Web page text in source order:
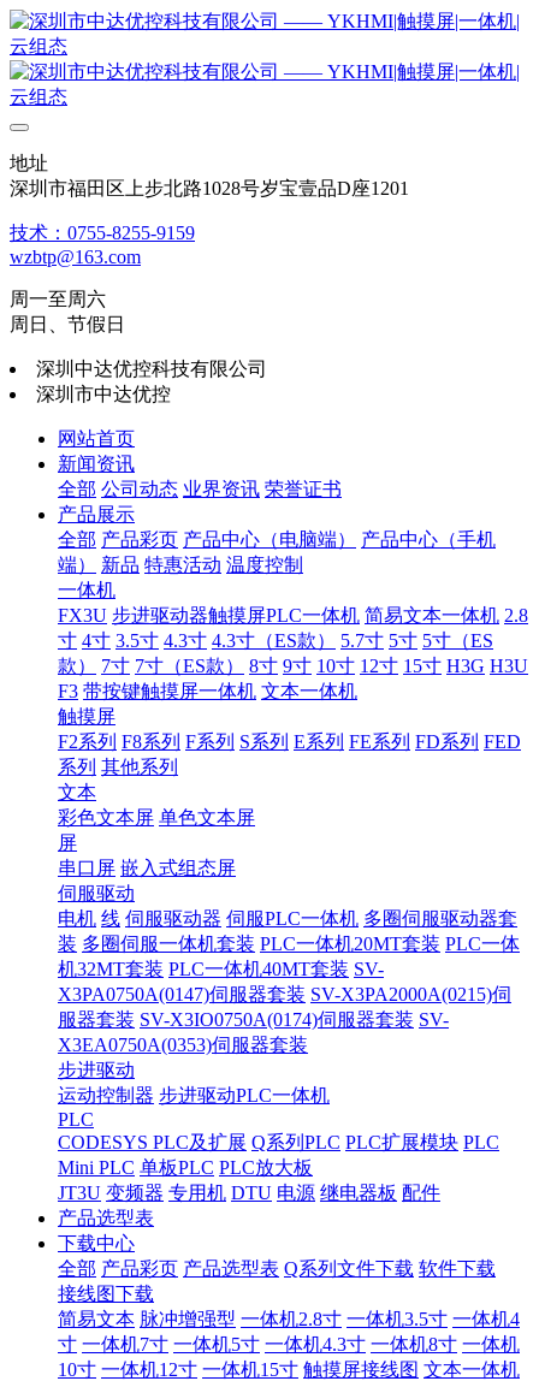
地址
深圳市福田区上步北路1028号岁宝壹品D座1201
技术：0755-8255-9159
wzbtp@163.com
周一至周六
周日、节假日
深圳中达优控科技有限公司
深圳市中达优控
网站首页
新闻资讯
全部 公司动态 业界资讯 荣誉证书
产品展示
全部 产品彩页 产品中心（电脑端）
产品中心（手机
端）
新品 特惠活动 温度控制
一体机
FX3U 步进驱动器触摸屏PLC一体机 简易文本一体机 2.8
寸 4寸 3.5寸 4.3寸 4.3寸（ES款） 5.7寸 5寸 5寸（ES
款）
7寸 7寸（ES款） 8寸 9寸 10寸 12寸 15寸 H3G H3U
F3 带按键触摸屏一体机 文本一体机
触摸屏
F2系列 F8系列 F系列 S系列 E系列 FE系列 FD系列 FED
系列 其他系列
文本
彩色文本屏 单色文本屏
屏
串口屏 嵌入式组态屏
伺服驱动
电机 线 伺服驱动器 伺服PLC一体机 多圈伺服驱动器套
装 多圈伺服一体机套装 PLC一体机20MT套装 PLC一体
机32MT套装 PLC一体机40MT套装 SV-
X3PA0750A(0147)伺服器套装 SV-X3PA2000A(0215)伺
服器套装 SV-X3IO0750A(0174)伺服器套装 SV-
X3EA0750A(0353)伺服器套装
步进驱动
运动控制器 步进驱动PLC一体机
PLC
CODESYS PLC及扩展 Q系列PLC PLC扩展模块 PLC
Mini PLC 单板PLC PLC放大板
JT3U 变频器 专用机 DTU 电源 继电器板 配件
产品选型表
下载中心
全部 产品彩页 产品选型表 Q系列文件下载 软件下载
接线图下载
简易文本 脉冲增强型 一体机2.8寸 一体机3.5寸 一体机4
寸 一体机7寸 一体机5寸 一体机4.3寸 一体机8寸 一体机
10寸 一体机12寸 一体机15寸 触摸屏接线图 文本一体机